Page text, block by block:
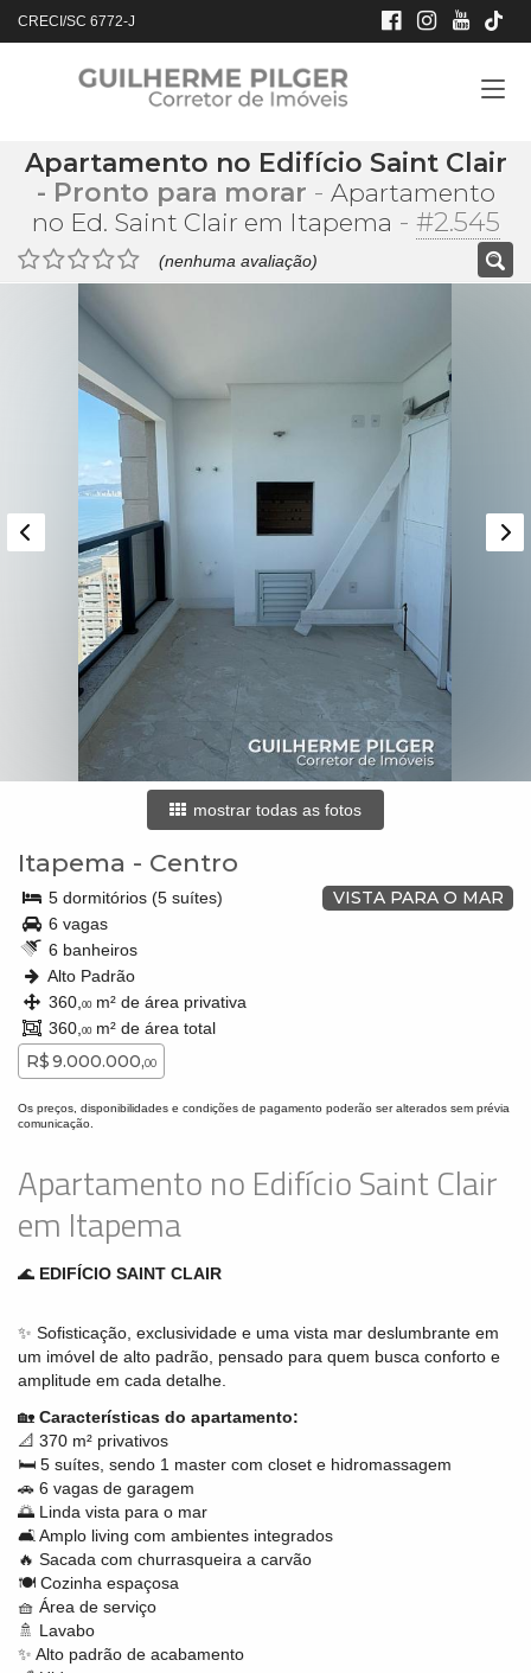
CRECI/SC 6772-J
Apartamento no Edifício Saint Clair
- Pronto para morar - Apartamento
no Ed. Saint Clair em Itapema - #2.545
(nenhuma avaliação)
mostrar todas as fotos
Itapema - Centro
VISTA PARA O MAR
5 dormitórios (5 suítes)
6 vagas
6 banheiros
Alto Padrão
360, 00m² de área privativa
360, 00m² de área total
R$ 9.000.000,00
Os preços, disponibilidades e condições de pagamento poderão ser alterados sem prévia
comunicação.
Apartamento no Edifício Saint Clair
em Itapema
🌊 EDIFÍCIO SAINT CLAIR
✨ Sofisticação, exclusividade e uma vista mar deslumbrante em
um imóvel de alto padrão, pensado para quem busca conforto e
amplitude em cada detalhe.
🏡 Características do apartamento:
📐 370 m² privativos
🛏️ 5 suítes, sendo 1 master com closet e hidromassagem
🚗 6 vagas de garagem
🌅 Linda vista para o mar
🛋️ Amplo living com ambientes integrados
🔥 Sacada com churrasqueira a carvão
🍽️ Cozinha espaçosa
🧺 Área de serviço
🚿 Lavabo
✨ Alto padrão de acabamento